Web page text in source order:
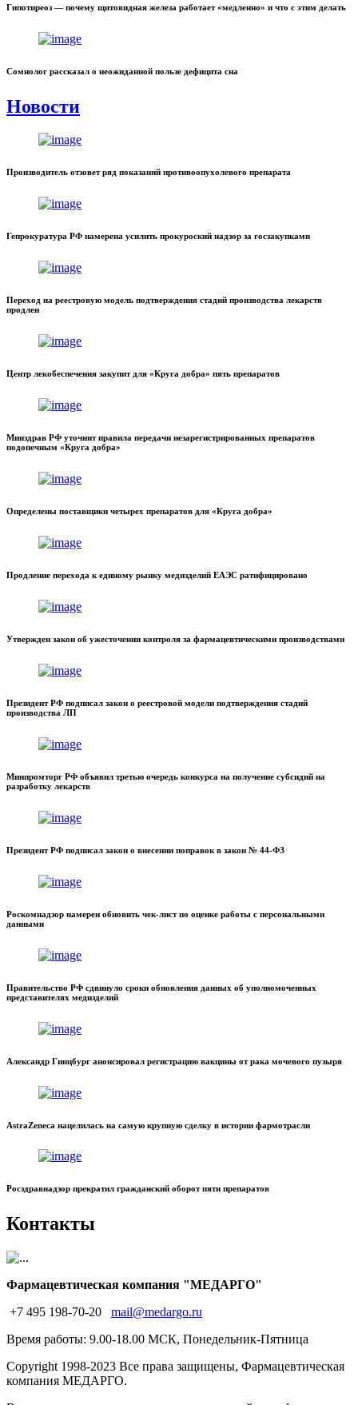
Гипотиреоз — почему щитовидная железа работает «медленно» и что с этим делать
Сомнолог рассказал о неожиданной пользе дефицита сна
Новости
Производитель отзовет ряд показаний противоопухолевого препарата
Гепрокуратура РФ намерена усилить прокуроский надзор за госзакупками
Переход на реестровую модель подтверждения стадий производства лекарств
продлен
Центр лекобеспечения закупит для «Круга добра» пять препаратов
Минздрав РФ уточнит правила передачи незарегистрированных препаратов
подопечным «Круга добра»
Определены поставщики четырех препаратов для «Круга добра»
Продление перехода к единому рынку медизделий ЕАЭС ратифицировано
Утвержден закон об ужесточении контроля за фармацевтическими производствами
Президент РФ подписал закон о реестровой модели подтверждения стадий
производства ЛП
Минпромторг РФ объявил третью очередь конкурса на получение субсидий на
разработку лекарств
Президент РФ подписал закон о внесении поправок в закон № 44-ФЗ
Роскомнадзор намерен обновить чек-лист по оценке работы с персональными
данными
Правительство РФ сдвинуло сроки обновления данных об уполномоченных
представителях медизделий
Александр Гинцбург анонсировал регистрацию вакцины от рака мочевого пузыря
AstraZeneca нацелилась на самую крупную сделку в истории фармотрасли
Росздравнадзор прекратил гражданский оборот пяти препаратов
Контакты
Фармацевтическая компания "МЕДАРГО"
+7 495 198-70-20
mail@medargo.ru
Время работы: 9.00-18.00 МСК, Понедельник-Пятница
Copyright 1998-2023 Все права защищены, Фармацевтическая
компания МЕДАРГО.